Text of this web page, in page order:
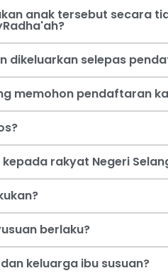
anak tersebut secara
dikeluarkan selepas
memohon pendaftaran
rakyat Negeri
berlaku?
keluarga ibu susuan?